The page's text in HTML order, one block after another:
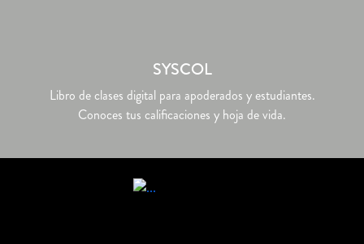
SYSCOL
Libro de clases digital para apoderados y estudiantes.
Conoces tus calificaciones y hoja de vida.